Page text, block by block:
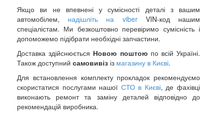
Якщо ви не впевнені у сумісності деталі з вашим
автомобілем, надішліть на viberVIN-код нашим
спеціалістам. Ми безкоштовно перевіримо сумісність і
допоможемо підібрати необхідні запчастини.
Доставка здійснюється Новою поштоюпо всій Україні.
Також доступний самовивіз із магазину в Києві.
Для встановлення комплекту прокладок рекомендуємо
скористатися послугами нашої СТО в Києві, де фахівці
виконають ремонт та заміну деталей відповідно до
рекомендацій виробника.